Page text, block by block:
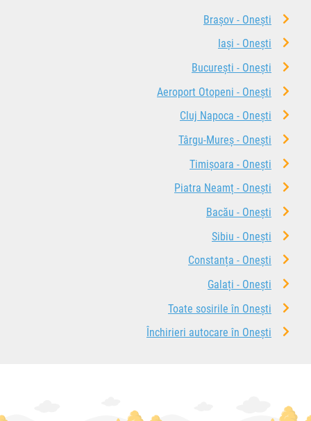
Brașov - Onești
Iași - Onești
București - Onești
Aeroport Otopeni - Onești
Cluj Napoca - Onești
Târgu-Mureș - Onești
Timișoara - Onești
Piatra Neamț - Onești
Bacău - Onești
Sibiu - Onești
Constanța - Onești
Galați - Onești
Toate sosirile în Onești
Închirieri autocare în Onești